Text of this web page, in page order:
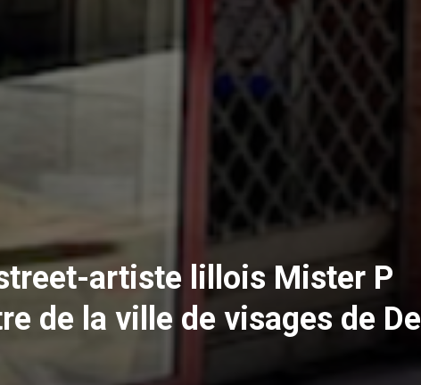
artiste lillois Mister P
de la ville de visages de De